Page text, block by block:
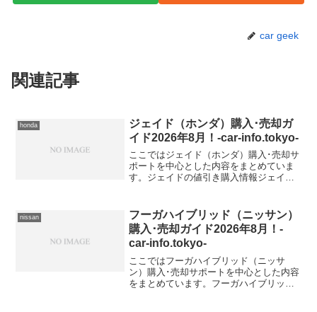
car geek
関連記事
honda
ジェイド（ホンダ）購入･売却ガ
イド2026年8月！-car-info.tokyo-
ここではジェイド（ホンダ）購入･売却サ
ポートを中心とした内容をまとめていま
す。ジェイドの値引き購入情報ジェイド
（H27）】
nissan
フーガハイブリッド（ニッサン）
購入･売却ガイド2026年8月！-
car-info.tokyo-
ここではフーガハイブリッド（ニッサ
ン）購入･売却サポートを中心とした内容
をまとめています。フーガハイブリッド